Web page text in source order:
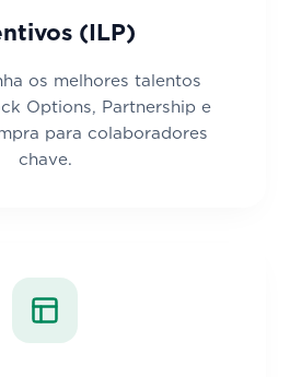
(ILP)
os melhores talentos
Options, Partnership e
para colaboradores
chave.